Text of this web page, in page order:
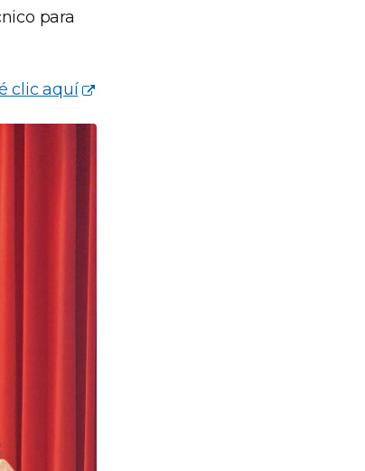
para
clic aquí